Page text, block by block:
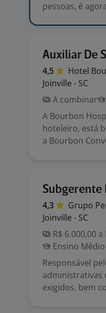
pessoas, é
Auxiliar De
4,5 Hotel
Joinville - SC
A combinar
A Bourbon
hoteleiro, está
a Bourbon
Subgerente
4,3 Grupo
Joinville - SC
R$ 6.000,00 a
Ensino Médio
Responsável
administrativas
exigidos, bem